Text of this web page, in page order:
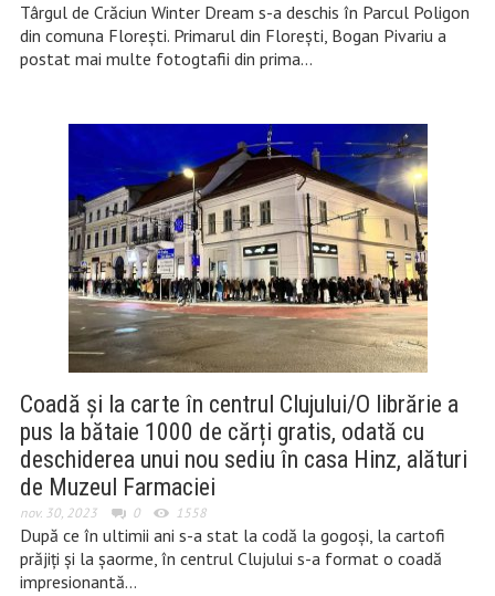
Târgul de Crăciun Winter Dream s-a deschis în Parcul Poligon
din comuna Florești. Primarul din Florești, Bogan Pivariu a
postat mai multe fotogtafii din prima…
Coadă și la carte în centrul Clujului/O librărie a
pus la bătaie 1000 de cărți gratis, odată cu
deschiderea unui nou sediu în casa Hinz, alături
de Muzeul Farmaciei
nov. 30, 2023 0 1558
După ce în ultimii ani s-a stat la codă la gogoși, la cartofi
prăjiți și la șaorme, în centrul Clujului s-a format o coadă
impresionantă…